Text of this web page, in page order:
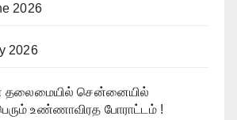
2026
2026
தலைமையில் சென்னையில்
உண்ணாவிரத போராட்டம் !